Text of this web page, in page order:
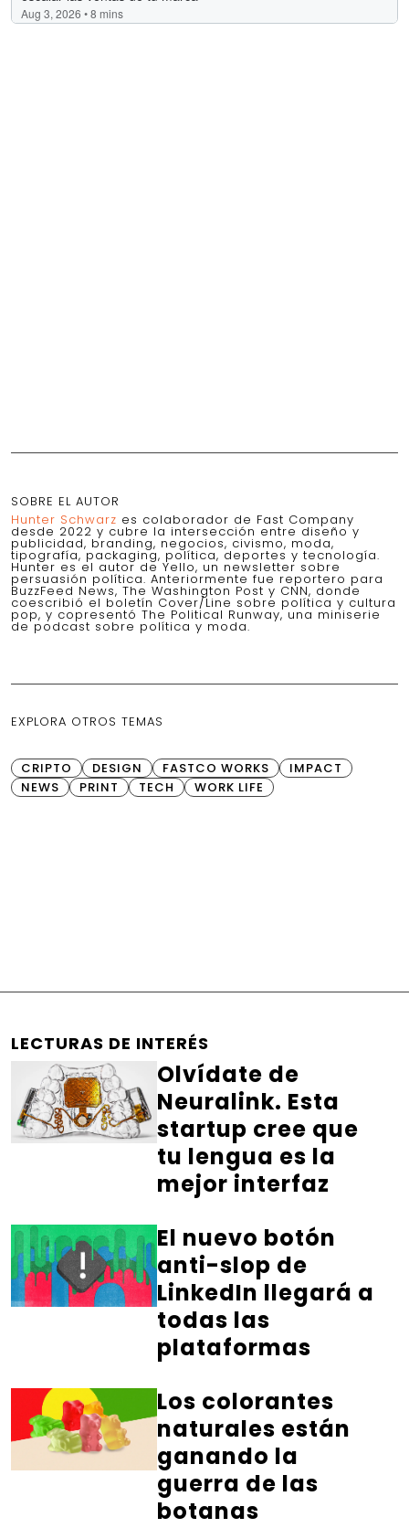
SOBRE EL AUTOR
Hunter Schwarz es colaborador de Fast Company
desde 2022 y cubre la intersección entre diseño y
publicidad, branding, negocios, civismo, moda,
tipografía, packaging, política, deportes y tecnología.
Hunter es el autor de Yello, un newsletter sobre
persuasión política. Anteriormente fue reportero para
BuzzFeed News, The Washington Post y CNN, donde
coescribió el boletín Cover/Line sobre política y cultura
pop, y copresentó The Political Runway, una miniserie
de podcast sobre política y moda.
EXPLORA OTROS TEMAS
CRIPTO DESIGN FASTCO WORKS
IMPACT
NEWS
PRINT TECH WORK LIFE
LECTURAS DE INTERÉS
Olvídate de
Neuralink. Esta
startup cree que
tu lengua es la
mejor interfaz
El nuevo botón
anti-slop de
LinkedIn llegará a
todas las
plataformas
Los colorantes
naturales están
ganando la
guerra de las
botanas